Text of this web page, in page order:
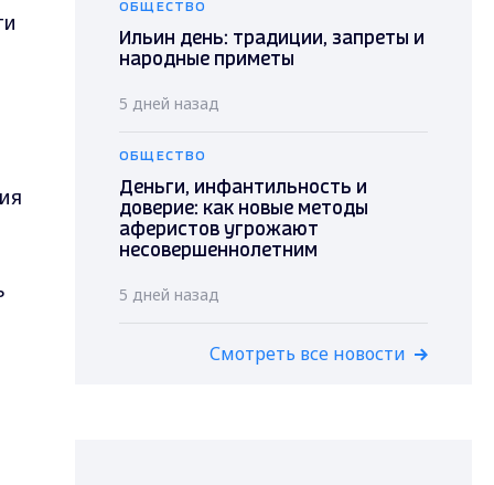
ОБЩЕСТВО
Ильин день: традиции, запреты и
народные приметы
5 дней назад
ОБЩЕСТВО
Деньги, инфантильность и
доверие: как новые методы
аферистов угрожают
несовершеннолетним
5 дней назад
Смотреть все новости